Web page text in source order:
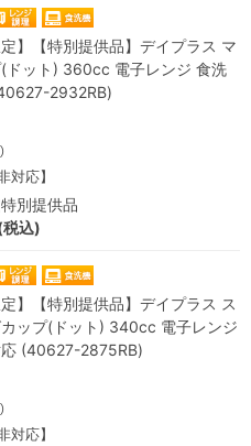
定】【特別提供品】デイプラス マ
ドット) 360cc 電子レンジ 食洗
2932RB)
対応】
別提供品
込)
定】【特別提供品】デイプラス ス
ップ(ドット) 340cc 電子レンジ
(40627-2875RB)
対応】